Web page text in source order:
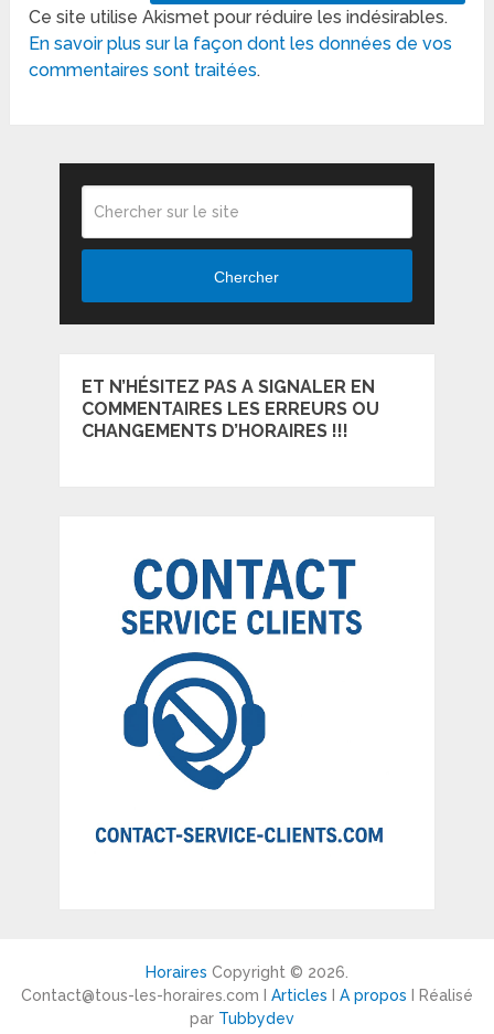
Ce site utilise Akismet pour réduire les indésirables.
En savoir plus sur la façon dont les données de vos
commentaires sont traitées.
Chercher
ET N’HÉSITEZ PAS A SIGNALER EN
COMMENTAIRES LES ERREURS OU
CHANGEMENTS D’HORAIRES !!!
Horaires Copyright © 2026.
Contact@tous-les-horaires.com I Articles A propos I Réalisé
par Tubbydev